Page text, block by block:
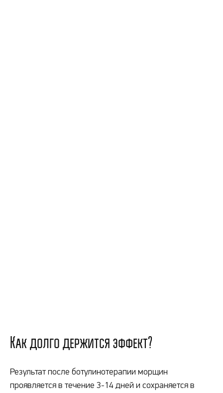
Как долго держится эффект?
Результат после ботулинотерапии морщин
проявляется в течение 3-14 дней и сохраняется в